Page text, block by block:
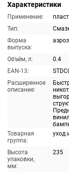
Характеристики
Применение:
Тип:
Форма
выпуска:
Объём, л:
0.4
EAN-13:
Расширенное
описание:
Товарная
группа:
уход
Высота
упаковки,
мм:
235